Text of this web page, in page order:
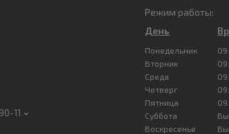
11
Режим работы:
День
Понедельник
Вторник
Среда
Четверг
Пятница
Суббота
Воскресенье